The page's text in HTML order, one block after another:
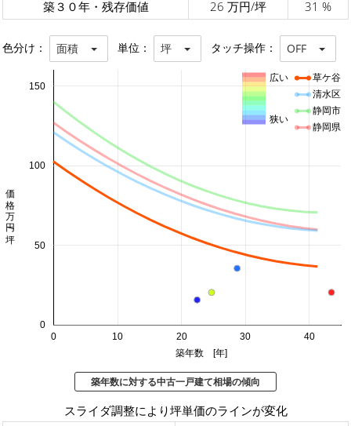
築３０年・残存価値
26 万円/坪 31 %
色分け： 面積 単位： 坪 タッチ操作： OFF
0 10 20 30 40
0
50
100
150
築年数 [年]
価格 万円/坪
草ケ谷
清水区
静岡市
静岡県
広い
狭い
築年数に対する中古一戸建て相場の傾向
スライダ調整により坪単価のラインが変化